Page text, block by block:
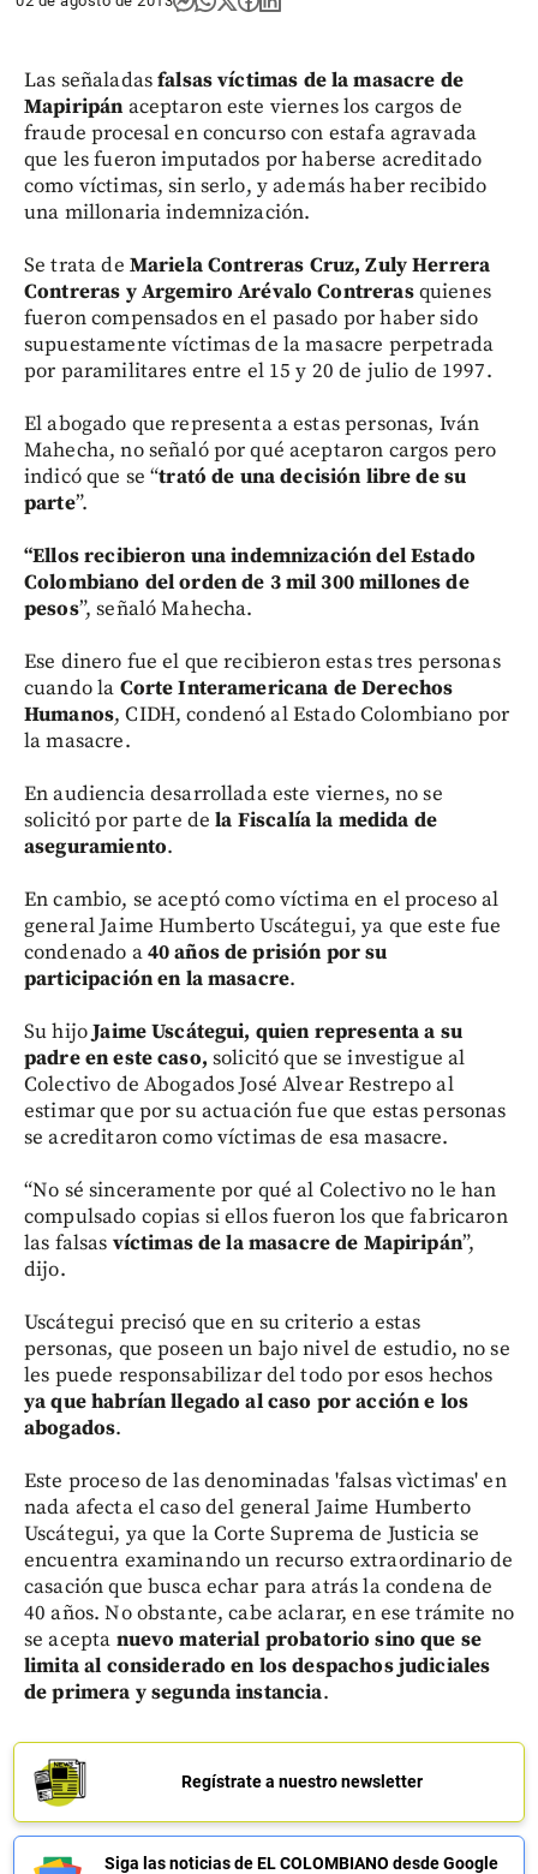
Las señaladasfalsas víctimas de la masacre de
Mapiripán aceptaron este viernes los cargos de
fraude procesal en concurso con estafa agravada
que les fueron imputados por haberse acreditado
como víctimas, sin serlo, y además haber recibido
una millonaria indemnización.
Se trata de Mariela Contreras Cruz, Zuly Herrera
Contreras y Argemiro Arévalo Contrerasquienes
fueron compensados en el pasado por haber sido
supuestamente víctimas de la masacre perpetrada
por paramilitares entre el 15 y 20 de julio de 1997.
El abogado que representa a estas personas, Iván
Mahecha, no señaló por qué aceptaron cargos pero
indicó que se “trató de una decisión libre de su
parte”.
“Ellos recibieron una indemnización del Estado
Colombiano del orden de 3 mil 300 millones de
pesos”, señaló Mahecha.
Ese dinero fue el que recibieron estas tres personas
cuando la Corte Interamericana de Derechos
Humanos, CIDH, condenó al Estado Colombiano por
la masacre.
En audiencia desarrollada este viernes, no se
solicitó por parte dela Fiscalía la medida de
aseguramiento.
En cambio, se aceptó como víctima en el proceso al
general Jaime Humberto Uscátegui, ya que este fue
condenado a40 años de prisión por su
participación en la masacre.
Su hijoJaime Uscátegui, quien representa a su
padre en este caso, solicitó que se investigue al
Colectivo de Abogados José Alvear Restrepo al
estimar que por su actuación fue que estas personas
se acreditaron como víctimas de esa masacre.
“No sé sinceramente por qué al Colectivo no le han
compulsado copias si ellos fueron los que fabricaron
las falsas víctimas de la masacre de Mapiripán”,
dijo.
Uscátegui precisó que en su criterio a estas
personas, que poseen un bajo nivel de estudio, no se
les puede responsabilizar del todo por esos hechos
ya que habrían llegado al caso por acción e los
abogados.
Este proceso de las denominadas 'falsas vìctimas' en
nada afecta el caso del general Jaime Humberto
Uscátegui, ya que la Corte Suprema de Justicia se
encuentra examinando un recurso extraordinario de
casación que busca echar para atrás la condena de
40 años. No obstante, cabe aclarar, en ese trámite no
se acepta nuevo material probatorio sino que se
limita al considerado en los despachos judiciales
de primera y segunda instancia.
Regístrate a nuestro newsletter
Siga las noticias de EL COLOMBIANO desde Google